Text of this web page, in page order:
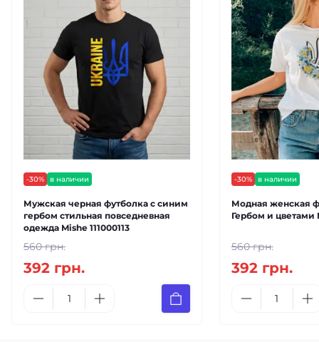
-30% в наличии
Мужская черная футболка с синим
гербом стильная повседневная
одежда Mishe 111000113
560 грн.
392 грн.
-30% в наличии
Модная женская
Гербом и цветами
560 грн.
392 грн.